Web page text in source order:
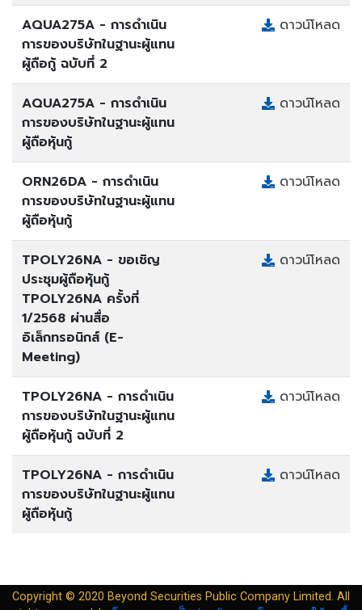
AQUA275A - การดำเนิน
การของบริษัทในฐานะผู้แทน
ผู้ถือกู้ ฉบับที่ 2
ดาวน์โหลด
AQUA275A - การดำเนิน
การของบริษัทในฐานะผู้แทน
ผู้ถือหุ้นกู้
ดาวน์โหลด
ORN26DA - การดำเนิน
การของบริษัทในฐานะผู้แทน
ผู้ถือหุ้นกู้
ดาวน์โหลด
TPOLY26NA - ขอเชิญ
ประชุมผู้ถือหุ้นกู้
TPOLY26NA ครั้งที่
1/2568 ผ่านสื่อ
อิเล็กทรอนิกส์ (E-
Meeting)
ดาวน์โหลด
TPOLY26NA - การดำเนิน
การของบริษัทในฐานะผู้แทน
ผู้ถือหุ้นกู้ ฉบับที่ 2
ดาวน์โหลด
TPOLY26NA - การดำเนิน
การของบริษัทในฐานะผู้แทน
ผู้ถือหุ้นกู้
ดาวน์โหลด
Copyright © 2020 Beyond Securities Public Company Limited. All